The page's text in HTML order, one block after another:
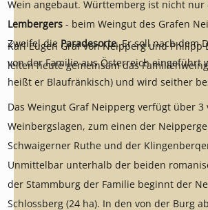
Wein angebaut. Württemberg ist nicht nur
Lembergers- beim Weingut des Grafen
Zweifel die Paradesorte. Er soll nach dem
von der Familie aus Österreich eingeführt
heißt er Blaufränkisch) und wird seither
Karl Eugen Graf von Neipperg und Philipp
leiten heute gemeinsam das
Das Weingut Graf Neipperg verfügt über 3
Weinbergslagen, zum einen der
Schwaigerner Ruthe und der
Unmittelbar unterhalb der beiden
der Stammburg der Familie beginnt der
Schlossberg (24 ha). In den von der Burg